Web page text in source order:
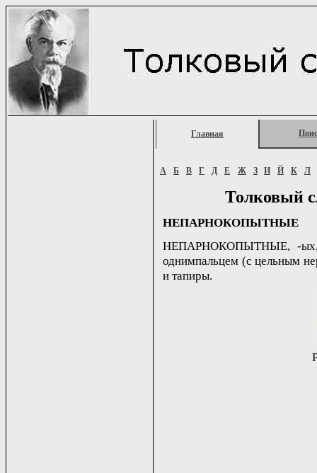
Главная
А Б В Г Д Е Ж З И Й К Л
Толковый
НЕПАРНОКОПЫТНЫЕ
НЕПАРНОКОПЫТНЫЕ, -ых,
однимпальцем (с цельным
и тапиры.